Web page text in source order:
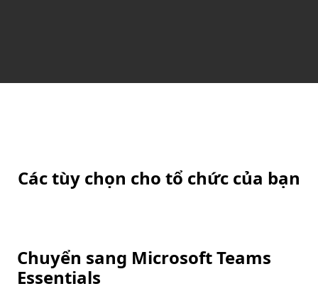
Các tùy chọn cho tổ chức của bạn
Chuyển sang Microsoft Teams
Essentials